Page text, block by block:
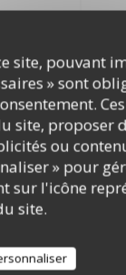
site, pouvant
» sont
site, proposer
ou
» pour
sur l'icône
site.